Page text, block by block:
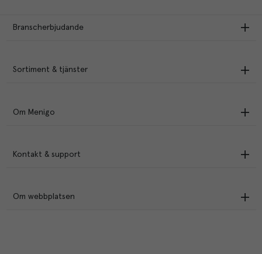
Branscherbjudande
Sortiment & tjänster
Om Menigo
Kontakt & support
Om webbplatsen